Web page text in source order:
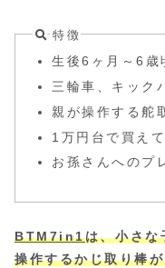
特徴
生後6ヶ月～6歳
三輪車、キック
親が操作する舵
1万円台で買え
お孫さんへのプ
BTM7in1は、小さな
操作するかじ取り棒